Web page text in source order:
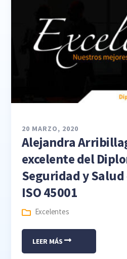
20 MARZO, 2020
Alejandra
excelente del
Seguridad y
ISO 45001
Excelentes
LEER MÁS